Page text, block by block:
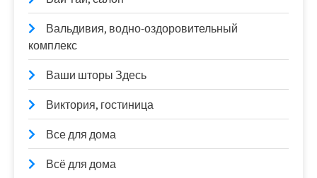
Вальдивия, водно-оздоровительный
комплекс
Ваши шторы Здесь
Виктория, гостиница
Все для дома
Всё для дома